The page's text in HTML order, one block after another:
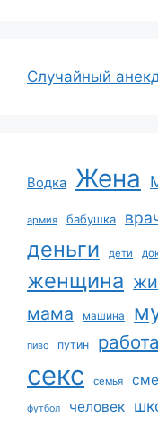
Случайный
Водка Жена
армия бабушка
деньги дети
женщина
мама машина
пиво путин работа
секс семья
футбол человек